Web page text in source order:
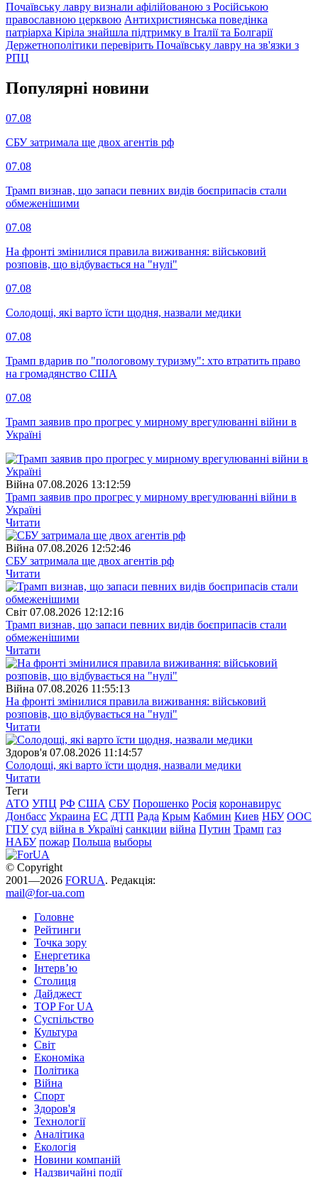
Почаївську лавру визнали афілійованою з Російською
православною церквою Антихристиянська поведінка
патріарха Кіріла знайшла підтримку в Італії та Болгарії
Держетнополітики перевірить Почаївську лавру на зв'язки з
РПЦ
Популярнi новини
07.08
СБУ затримала ще двох агентів рф
07.08
Трамп визнав, що запаси певних видів боєприпасів стали
обмеженішими
07.08
На фронті змінилися правила виживання: військовий
розповів, що відбувається на "нулі"
07.08
Солодощі, які варто їсти щодня, назвали медики
07.08
Трамп вдарив по "пологовому туризму": хто втратить право
на громадянство США
07.08
Трамп заявив про прогрес у мирному врегулюванні війни в
Україні
Війна 07.08.2026 13:12:59
Трамп заявив про прогрес у мирному врегулюванні війни в
Україні
Читати
Війна 07.08.2026 12:52:46
СБУ затримала ще двох агентів рф
Читати
Свiт 07.08.2026 12:12:16
Трамп визнав, що запаси певних видів боєприпасів стали
обмеженішими
Читати
Війна 07.08.2026 11:55:13
На фронті змінилися правила виживання: військовий
розповів, що відбувається на "нулі"
Читати
Здоров'я 07.08.2026 11:14:57
Солодощі, які варто їсти щодня, назвали медики
Читати
Теги
АТО УПЦ РФ США СБУ Порошенко Росія коронавирус
Донбасс Украина ЕС ДТП Рада Крым Кабмин Киев НБУ ООС
ГПУ суд війна в Україні санкции війна Путин Трамп газ
НАБУ пожар Польша выборы
© Copyright
2001—2026 FORUA. Редакція:
mail@for-ua.com
Головне
Рейтинги
Точка зору
Енергетика
Інтерв’ю
Столиця
Дайджест
TOP For UA
Суспiльство
Культура
Світ
Економіка
Політика
Війна
Спорт
Здоров'я
Технології
Аналітика
Екологія
Новини компаній
Надзвичайні події